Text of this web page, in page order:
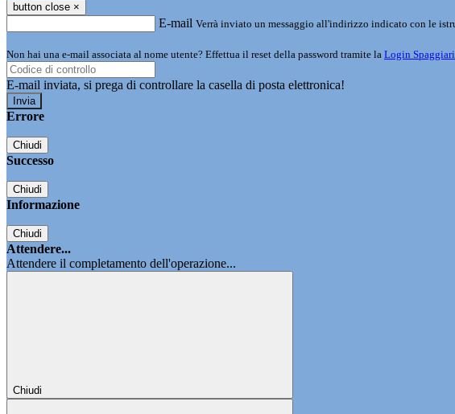
button close ×
E-mail Verrà inviato un messaggio all'indirizzo indicato con le
Non hai una e-mail associata al nome utente? Effettua il reset della password tramite la Login Spaggiari
E-mail inviata, si prega di controllare la casella di posta elettronica!
Errore
Chiudi
Successo
Chiudi
Informazione
Chiudi
Attendere...
Attendere il completamento dell'operazione...
Chiudi